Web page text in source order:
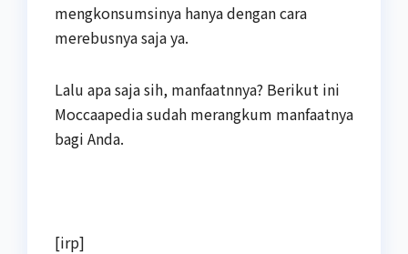
mengkonsumsinya hanya dengan cara
merebusnya saja ya.
Lalu apa saja sih, manfaatnnya? Berikut ini
Moccaapedia sudah merangkum manfaatnya
bagi Anda.
[irp]